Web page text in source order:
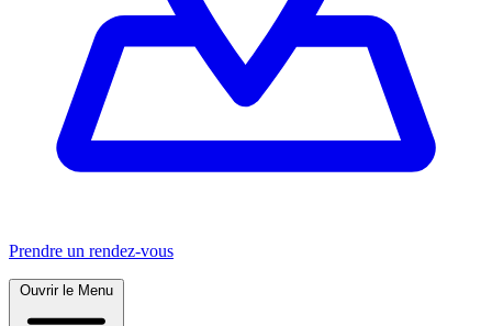
Prendre un rendez-vous